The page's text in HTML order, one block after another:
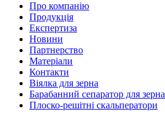
Про компанію
Продукція
Експертиза
Новини
Партнерство
Матеріали
Контакти
Віялка для зерна
Барабанний сепаратор для зерна
Плоско-решітні скальператори